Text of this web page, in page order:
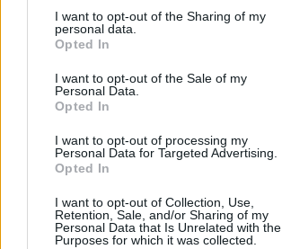
I want to opt-out of the Sharing of my
personal data.
Opted In
I want to opt-out of the Sale of my
Personal Data.
Opted In
I want to opt-out of processing my
Personal Data for Targeted Advertising.
Opted In
I want to opt-out of Collection, Use,
Retention, Sale, and/or Sharing of my
Personal Data that Is Unrelated with the
Purposes for which it was collected.
09.08.2026 - 08.25